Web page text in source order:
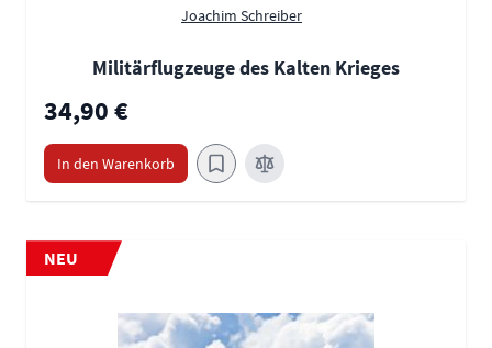
Joachim Schreiber
Militärflugzeuge des Kalten Krieges
34,90 €
In den Warenkorb
NEU